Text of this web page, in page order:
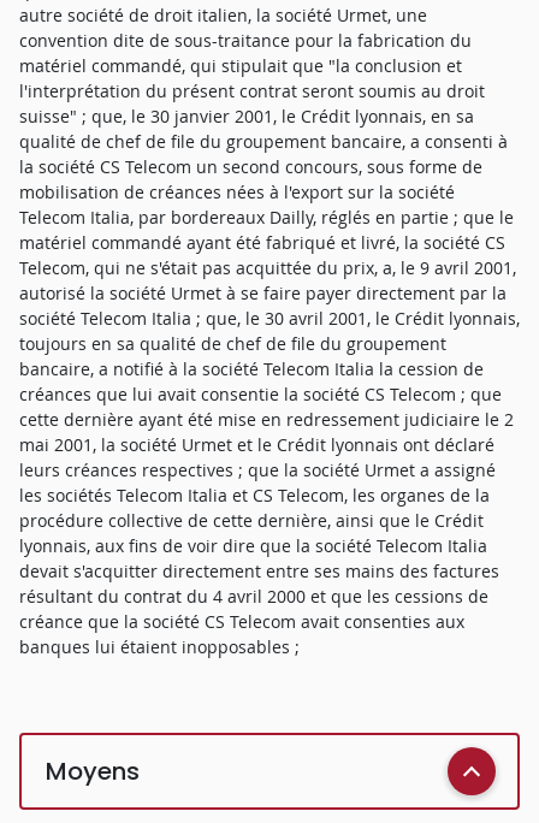
autre société de droit italien, la société Urmet, une
convention dite de sous-traitance pour la fabrication du
matériel commandé, qui stipulait que "la conclusion et
l'interprétation du présent contrat seront soumis au droit
suisse" ; que, le 30 janvier 2001, le Crédit lyonnais, en sa
qualité de chef de file du groupement bancaire, a consenti à
la société CS Telecom un second concours, sous forme de
mobilisation de créances nées à l'export sur la société
Telecom Italia, par bordereaux Dailly, réglés en partie ; que le
matériel commandé ayant été fabriqué et livré, la société CS
Telecom, qui ne s'était pas acquittée du prix, a, le 9 avril 2001,
autorisé la société Urmet à se faire payer directement par la
société Telecom Italia ; que, le 30 avril 2001, le Crédit lyonnais,
toujours en sa qualité de chef de file du groupement
bancaire, a notifié à la société Telecom Italia la cession de
créances que lui avait consentie la société CS Telecom ; que
cette dernière ayant été mise en redressement judiciaire le 2
mai 2001, la société Urmet et le Crédit lyonnais ont déclaré
leurs créances respectives ; que la société Urmet a assigné
les sociétés Telecom Italia et CS Telecom, les organes de la
procédure collective de cette dernière, ainsi que le Crédit
lyonnais, aux fins de voir dire que la société Telecom Italia
devait s'acquitter directement entre ses mains des factures
résultant du contrat du 4 avril 2000 et que les cessions de
créance que la société CS Telecom avait consenties aux
banques lui étaient inopposables ;
Moyens